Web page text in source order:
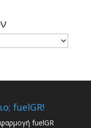
fuelGR!
fuelGR